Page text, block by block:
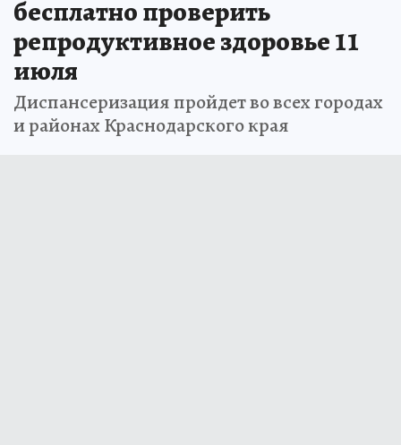
бесплатно проверить
репродуктивное здоровье 11
июля
Диспансеризация пройдет во всех городах
и районах Краснодарского края